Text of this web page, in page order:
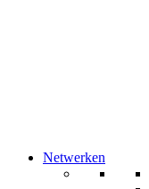
Netwerken